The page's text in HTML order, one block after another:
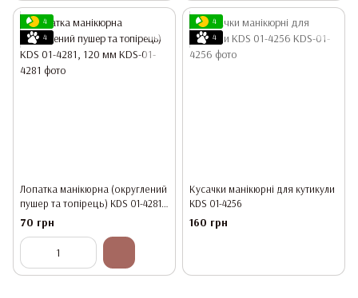
4
4
Лопатка манікюрна (округлений
пушер та топірець) KDS 01-4281,
120 мм
70 грн
4
4
Кусачки манікюрні для кутикули
KDS 01-4256
160 грн